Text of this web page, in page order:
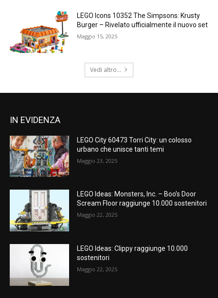
LEGO Icons 10352 The Simpsons: Krusty
Burger – Rivelato ufficialmente il nuovo set
Maggio 15, 2025
Vedi altro...
IN EVIDENZA
LEGO City 60473 Torri City: un colosso
urbano che unisce tanti temi
Maggio 23, 2025
LEGO Ideas: Monsters, Inc. – Boo’s Door
Scream Floor raggiunge 10.000 sostenitori
Maggio 22, 2025
LEGO Ideas: Clippy raggiunge 10.000
sostenitori
Maggio 22, 2025